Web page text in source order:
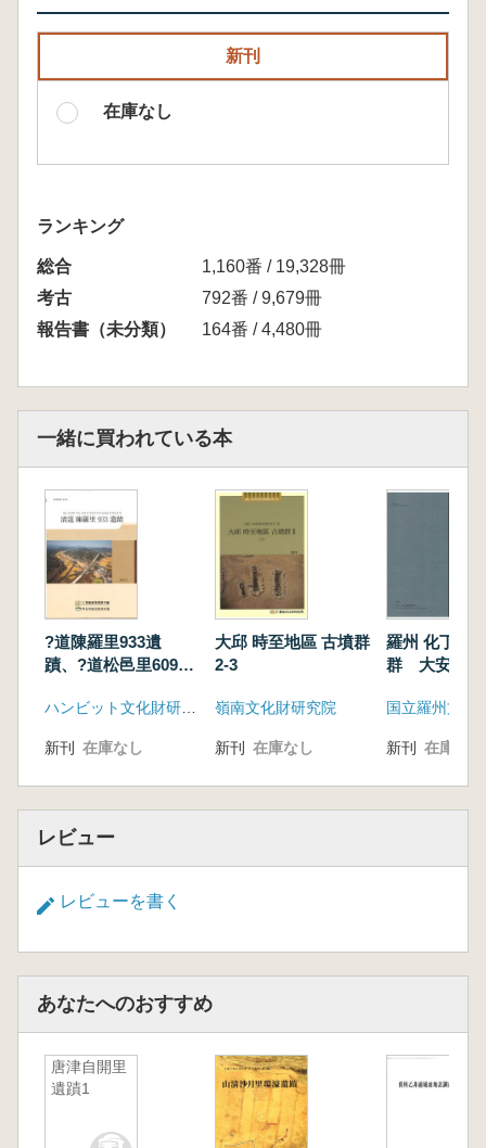
新刊
在庫なし
ランキング
総合
1,160番 / 19,328冊
考古
792番 / 9,679冊
報告書（未分類）
164番 / 4,480冊
一緒に買われている本
?道陳羅里933遺
蹟、?道松邑里609遺
ハンビット文化財研究院
新刊 在庫なし
大邱 時至地區 古墳群
2-3
嶺南文化財研究院
新刊 在庫なし
羅州 化丁里
群 大安里
国立羅州文化
新刊 在庫なし
レビュー
レビューを書く
あなたへのおすすめ
唐津自開里
遺蹟1